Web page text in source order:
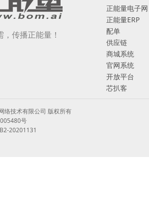
传播正能量！
正能量电子网
正能量ERP
配单
供应链
商城系统
官网系统
开放平台
芯扒客
络技术有限公司 版权所有
号
20201131